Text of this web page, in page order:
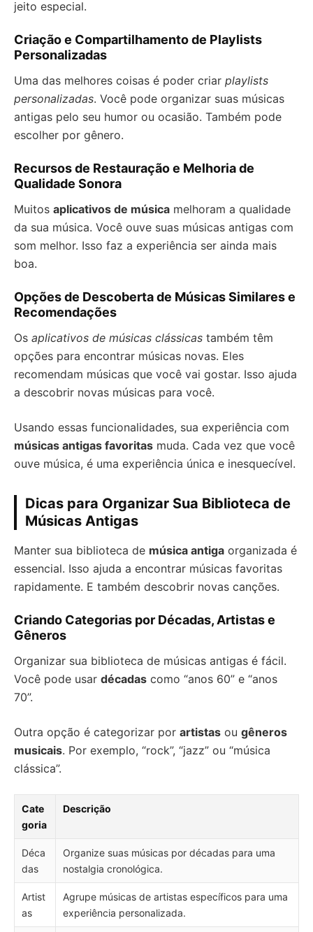
jeito especial.
Criação e Compartilhamento de Playlists
Personalizadas
Uma das melhores coisas é poder criar playlists
personalizadas. Você pode organizar suas músicas
antigas pelo seu humor ou ocasião. Também pode
escolher por gênero.
Recursos de Restauração e Melhoria de
Qualidade Sonora
Muitos aplicativos de música melhoram a qualidade
da sua música. Você ouve suas músicas antigas com
som melhor. Isso faz a experiência ser ainda mais
boa.
Opções de Descoberta de Músicas Similares e
Recomendações
Os aplicativos de músicas clássicas também têm
opções para encontrar músicas novas. Eles
recomendam músicas que você vai gostar. Isso ajuda
a descobrir novas músicas para você.
Usando essas funcionalidades, sua experiência com
músicas antigas favoritas muda. Cada vez que você
ouve música, é uma experiência única e inesquecível.
Dicas para Organizar Sua Biblioteca de
Músicas Antigas
Manter sua biblioteca de música antiga organizada é
essencial. Isso ajuda a encontrar músicas favoritas
rapidamente. E também descobrir novas canções.
Criando Categorias por Décadas, Artistas e
Gêneros
Organizar sua biblioteca de músicas antigas é fácil.
Você pode usar décadas como “anos 60” e “anos
70”.
Outra opção é categorizar por artistas ou gêneros
musicais. Por exemplo, “rock”, “jazz” ou “música
clássica”.
Cate
goria
Descrição
Déca
das
Organize suas músicas por décadas para uma
nostalgia cronológica.
Artist
as
Agrupe músicas de artistas específicos para uma
experiência personalizada.